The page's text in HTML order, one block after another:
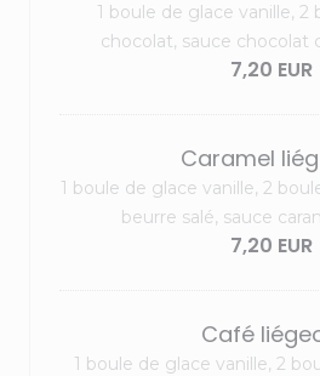
1 boule de glace vanille, 2
chocolat, sauce chocolat
7,20 EUR
Caramel
1 boule de glace vanille, 2
beurre salé, sauce
7,20 EUR
Café
1 boule de glace vanille, 2